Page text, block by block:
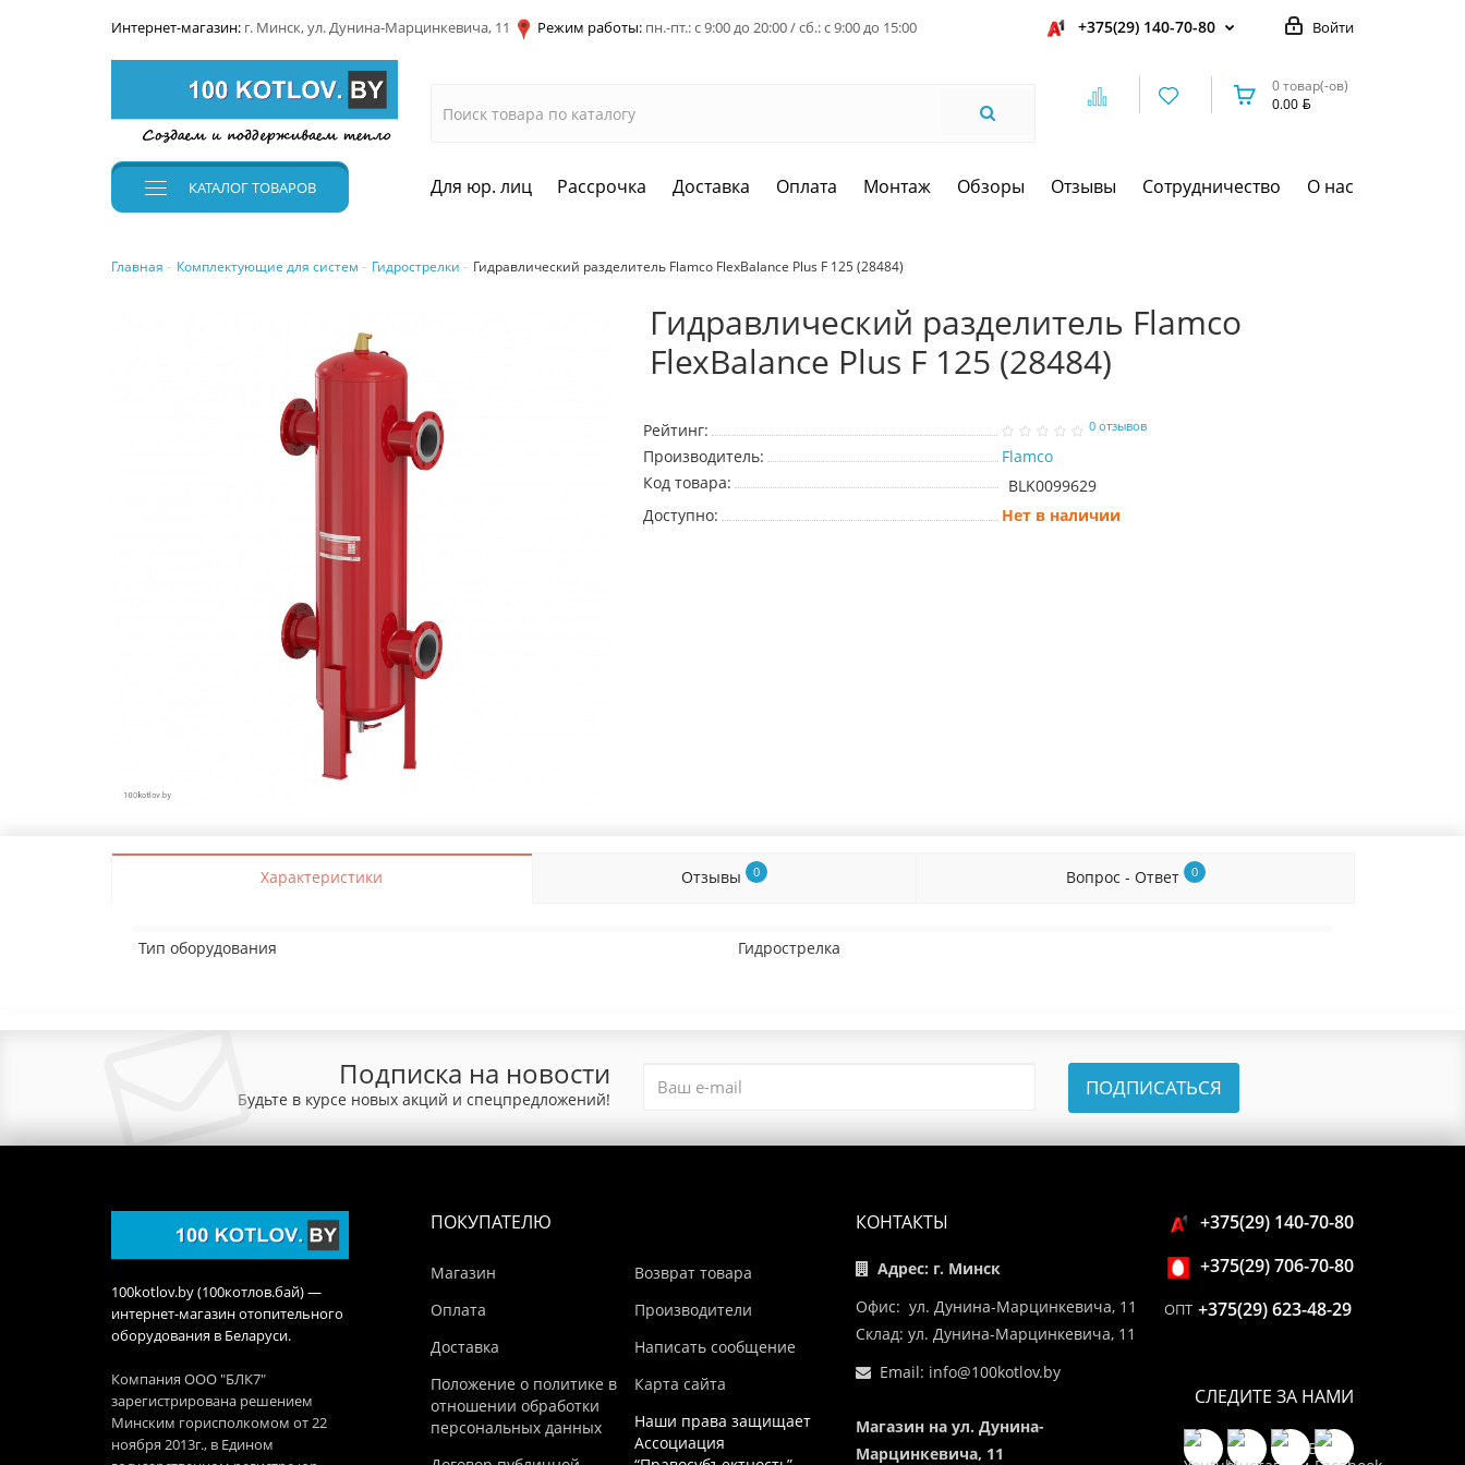
Интернет-магазин: г. Минск, ул. Дунина-Марцинкевича, 11 Режим работы: пн.-пт.: с 9:00 до 20:00 / сб.: с 9:00 до 15:00 Войти
+375(29) 140-70-80
0 товар(-ов)
0.00
КАТАЛОГТОВАРОВ Для юр. лиц Рассрочка Доставка Оплата Монтаж Обзоры Отзывы Сотрудничество О нас
Главная Комплектующие для систем Гидрострелки Гидравлический разделитель Flamco FlexBalance Plus F 125 (28484)
Гидравлический разделитель Flamco
FlexBalance Plus F 125 (28484)
Рейтинг: 0 отзывов
Производитель:
Flamco
Код товара:
BLK0099629
Доступно:
Нет в наличии
Характеристики Отзывы 0 Вопрос - Ответ 0
Тип оборудования Гидрострелка
Подписка на новости
Будьте в курсе новых акций и спецпредложений! ПОДПИСАТЬСЯ
100kotlov.by (100котлов.бай) —
интернет-магазин отопительного
оборудования в Беларуси.
Компания ООО "БЛК7"
зарегистрирована решением
Минским горисполкомом от 22
ноября 2013г., в Едином
ПОКУПАТЕЛЮ
Магазин
Оплата
Доставка
Положение о политике в
отношении обработки
персональных данных
Возврат товара
Производители
Написать сообщение
Карта сайта
Наши права защищает
Ассоциация
КОНТАКТЫ
Адрес: г. Минск
Офис: ул. Дунина-Марцинкевича, 11
Склад: ул. Дунина-Марцинкевича, 11
Email: info@100kotlov.by
Магазин на ул. Дунина-
Марцинкевича, 11
+375(29) 140-70-80
+375(29) 706-70-80
ОПТ +375(29) 623-48-29
СЛЕДИТЕ ЗА НАМИ